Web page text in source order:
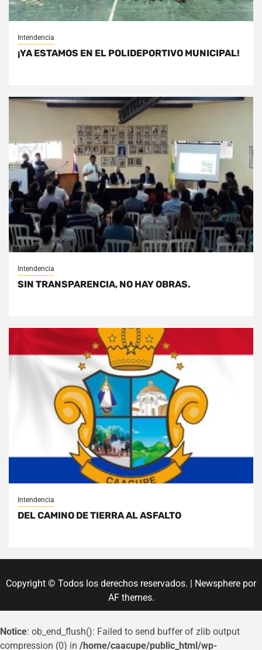
Intendencia
¡YA ESTAMOS EN EL POLIDEPORTIVO MUNICIPAL!
Intendencia
SIN TRANSPARENCIA, NO HAY OBRAS.
Intendencia
DEL CAMINO DE TIERRA AL ASFALTO
Copyright © Todos los derechos reservados. | Newsphere por
AF themes.
Notice: ob_end_flush(): Failed to send buffer of zlib output
compression (0) in /home/caacupe/public_html/wp-